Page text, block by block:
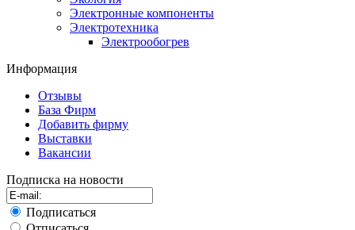
Электронные компоненты
Электротехника
Электрообогрев
Информация
Отзывы
База Фирм
Добавить фирму
Выставки
Вакансии
Подписка на новости
Подписаться